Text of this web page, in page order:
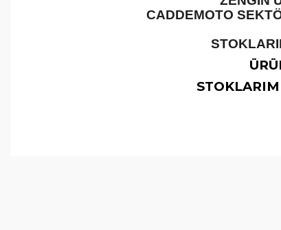
CADDEMOTO